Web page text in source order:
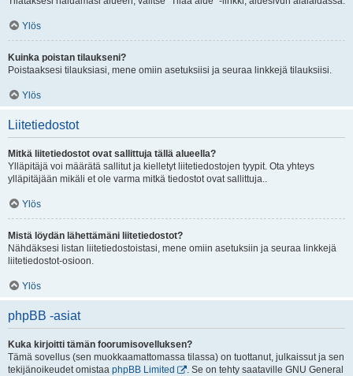
Ylös
Kuinka poistan tilaukseni?
Poistaaksesi tilauksiasi, mene omiin asetuksiisi ja seuraa linkkejä tilauksiisi.
Ylös
Liitetiedostot
Mitkä liitetiedostot ovat sallittuja tällä alueella?
Ylläpitäjä voi määrätä sallitut ja kielletyt liitetiedostojen tyypit. Ota yhteys
ylläpitäjään mikäli et ole varma mitkä tiedostot ovat sallittuja..
Ylös
Mistä löydän lähettämäni liitetiedostot?
Nähdäksesi listan liitetiedostoistasi, mene omiin asetuksiin ja seuraa linkkejä
liitetiedostot-osioon.
Ylös
phpBB -asiat
Kuka kirjoitti tämän foorumisovelluksen?
Tämä sovellus (sen muokkaamattomassa tilassa) on tuottanut, julkaissut ja sen
tekijänoikeudet omistaa phpBB Limited
. Se on tehty saataville GNU General